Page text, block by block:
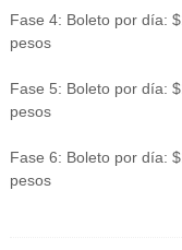
Fase 4: Boleto por día:
pesos
Fase 5: Boleto por día:
pesos
Fase 6: Boleto por día:
pesos